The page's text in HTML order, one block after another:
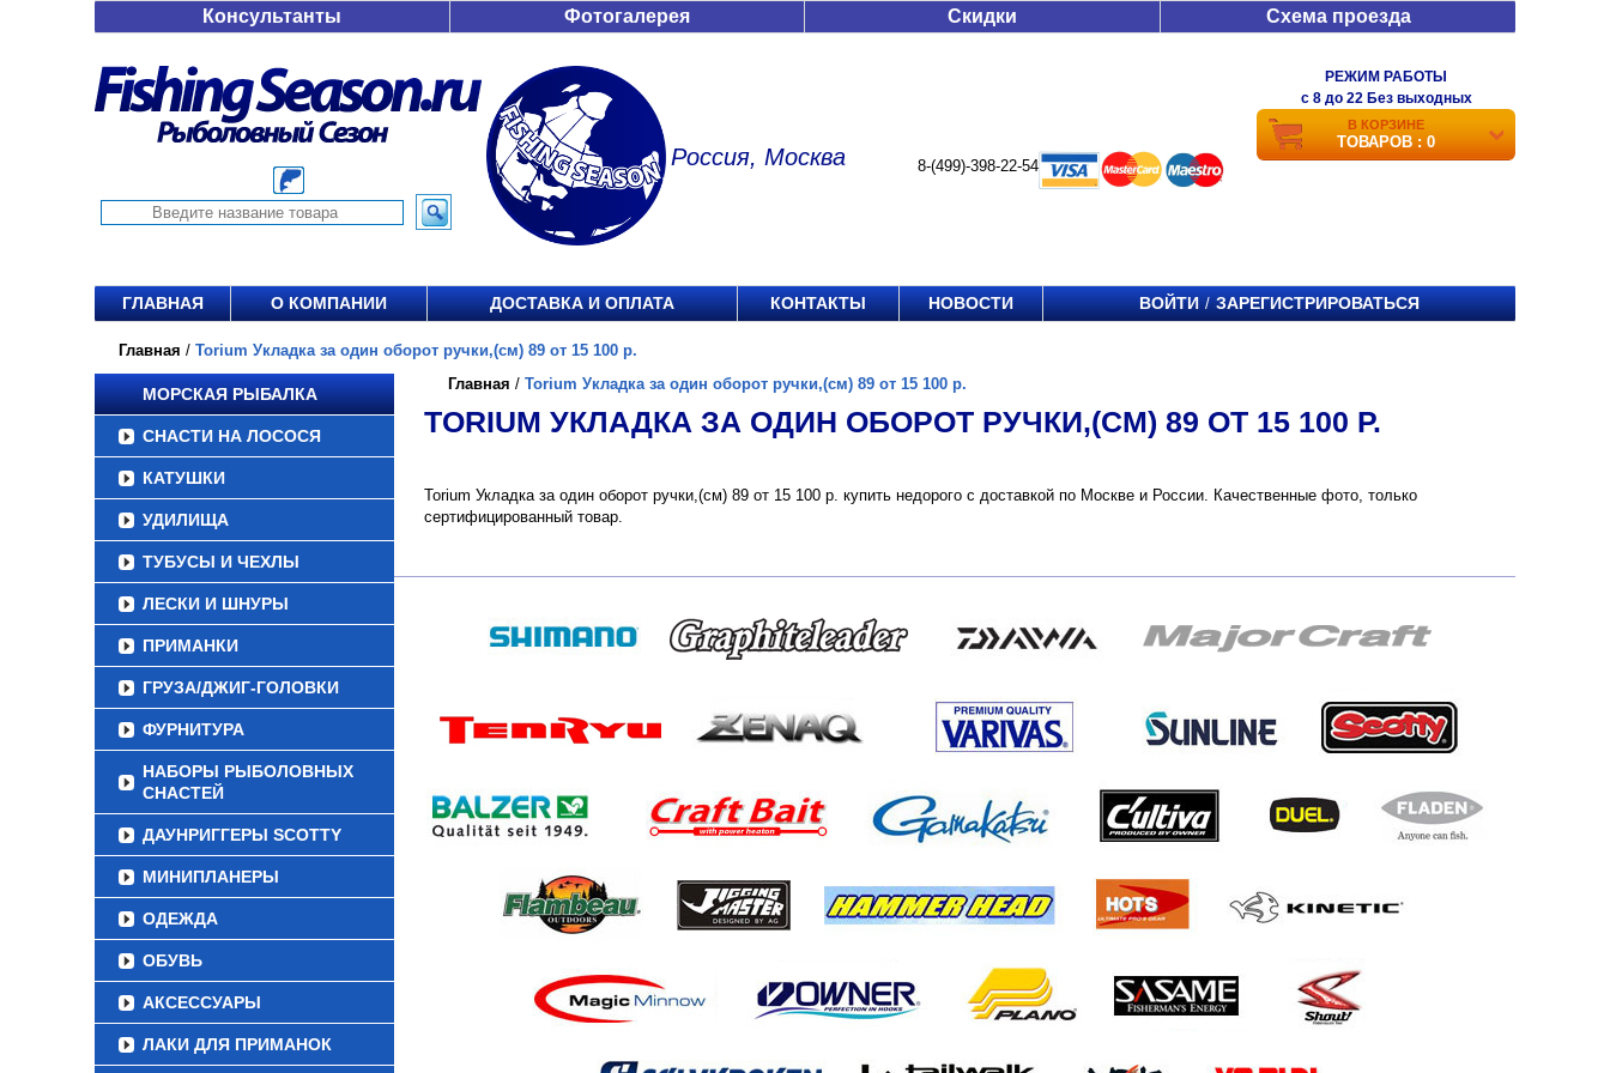
Консультанты Фотогалерея Скидки Схема проезда
Россия, Москва 8-(499)-398-22-54
РЕЖИМ РАБОТЫ
c 8 до 22 Без выходных
В КОРЗИНЕ
ТОВАРОВ : 0
ГЛАВНАЯ О КОМПАНИИ ДОСТАВКА И ОПЛАТА КОНТАКТЫ НОВОСТИ ВОЙТИ / ЗАРЕГИСТРИРОВАТЬСЯ
Главная / Torium Укладка за один оборот ручки,(см) 89 от 15 100 р.
МОРСКАЯ РЫБАЛКА
СНАСТИ НА ЛОСОСЯ
КАТУШКИ
УДИЛИЩА
ТУБУСЫ И ЧЕХЛЫ
ЛЕСКИ И ШНУРЫ
ПРИМАНКИ
ГРУЗА/ДЖИГ-ГОЛОВКИ
ФУРНИТУРА
НАБОРЫ РЫБОЛОВНЫХ
СНАСТЕЙ
ДАУНРИГГЕРЫ SCOTTY
МИНИПЛАНЕРЫ
ОДЕЖДА
ОБУВЬ
АКСЕССУАРЫ
ЛАКИ ДЛЯ ПРИМАНОК
Главная / Torium Укладка за один оборот ручки,(см) 89 от 15 100 р.
TORIUM УКЛАДКА ЗА ОДИН ОБОРОТ РУЧКИ,(СМ) 89 ОТ 15 100 Р.
Torium Укладка за один оборот ручки,(см) 89 от 15 100 р. купить недорого с доставкой по Москве и России. Качественные фото, только
сертифицированный товар.